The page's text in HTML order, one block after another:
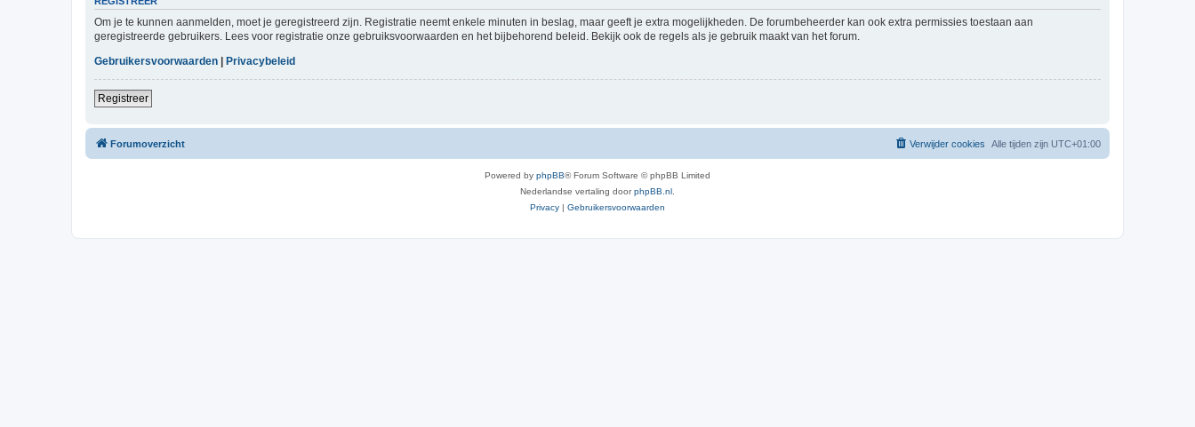
Om je te kunnen aanmelden, moet je geregistreerd zijn. Registratie neemt enkele minuten in beslag, maar geeft je extra mogelijkheden. De forumbeheerder kan ook extra permissies toestaan aan
geregistreerde gebruikers. Lees voor registratie onze gebruiksvoorwaarden en het bijbehorend beleid. Bekijk ook de regels als je gebruik maakt van het forum.
Gebruikersvoorwaarden | Privacybeleid
Registreer
Forumoverzicht Alle tijden zijn UTC+01:00
Verwijder cookies
Powered by phpBB® Forum Software © phpBB Limited
Nederlandse vertaling doorphpBB.nl
Privacy | Gebruikersvoorwaarden